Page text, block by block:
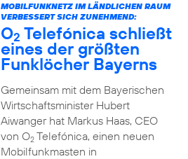
MOBILFUNKNETZ IM LÄNDLICHEN RAUM
VERBESSERT SICH ZUNEHMEND:
O2 Telefónica schließt
eines der größten
Funklöcher Bayerns
Gemeinsam mit dem Bayerischen
Wirtschaftsminister Hubert
Aiwanger hat Markus Haas, CEO
von O2Telefónica, einen neuen
Mobilfunkmasten in